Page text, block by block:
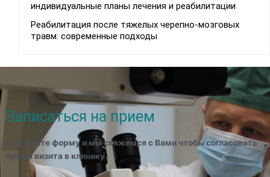
индивидуальные планы лечения и реабилитации
Реабилитация после тяжелых черепно-мозговых
травм: современные подходы
Записаться на прием
Заполните форму и мы свяжемся с Вами чтобы согласовать
время визита в клинику